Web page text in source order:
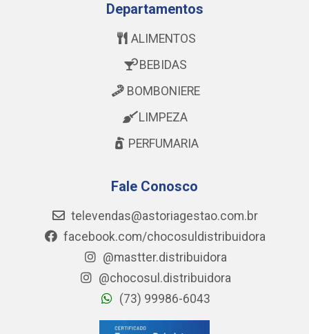
Departamentos
ALIMENTOS
BEBIDAS
BOMBONIERE
LIMPEZA
PERFUMARIA
Fale Conosco
televendas@astoriagestao.com.br
facebook.com/chocosuldistribuidora
@mastter.distribuidora
@chocosul.distribuidora
(73) 99986-6043